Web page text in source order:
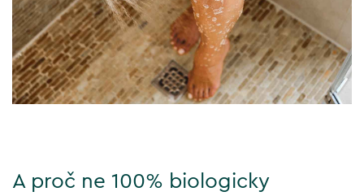
A proč ne 100% biologicky